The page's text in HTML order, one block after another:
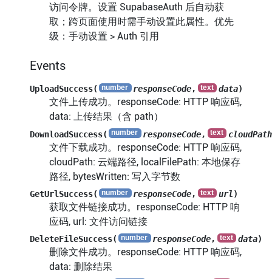
访问令牌。设置 SupabaseAuth 后自动获
取；跨页面使用时需手动设置此属性。优先
级：手动设置 > Auth 引用
Events
UploadSuccess( responseCode, data)
文件上传成功。responseCode: HTTP 响应码,
data: 上传结果（含 path）
DownloadSuccess( responseCode, cloudPath
文件下载成功。responseCode: HTTP 响应码,
cloudPath: 云端路径, localFilePath: 本地保存
路径, bytesWritten: 写入字节数
GetUrlSuccess( responseCode, url )
获取文件链接成功。responseCode: HTTP 响
应码, url: 文件访问链接
DeleteFileSuccess( responseCode, data)
删除文件成功。responseCode: HTTP 响应码,
data: 删除结果